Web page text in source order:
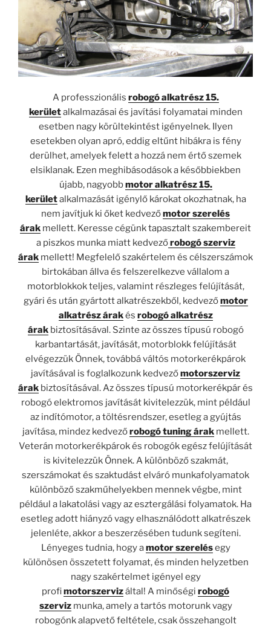
A professzionális robogó alkatrész 15.
kerületalkalmazásai és javítási folyamatai minden
esetben nagy körültekintést igényelnek. Ilyen
esetekben olyan apró, eddig eltűnt hibákra is fény
derülhet, amelyek felett a hozzá nem értő szemek
elsiklanak. Ezen meghibásodások a későbbiekben
újabb, nagyobbmotor alkatrész 15.
kerületalkalmazását igénylő károkat okozhatnak, ha
nem javítjuk ki őket kedvezőmotor szerelés
árak mellett. Keresse cégünk tapasztalt szakembereit
a piszkos munka miatt kedvezőrobogó szerviz
árak mellett! Megfelelő szakértelem és célszerszámok
birtokában állva és felszerelkezve vállalom a
motorblokkok teljes, valamint részleges felújítását,
gyári és után gyártott alkatrészekből, kedvezőmotor
alkatrész árakés robogó alkatrész
árakbiztosításával. Szinte az összes típusú robogó
karbantartását, javítását, motorblokk felújítását
elvégezzük Önnek, továbbá váltós motorkerékpárok
javításával is foglalkozunk kedvezőmotorszerviz
árak biztosításával. Az összes típusú motorkerékpár és
robogó elektromos javítását kivitelezzük, mint például
az indítómotor, a töltésrendszer, esetleg a gyújtás
javítása, mindez kedvezőrobogó tuning árakmellett.
Veterán motorkerékpárok és robogók egész felújítását
is kivitelezzük Önnek. A különböző szakmát,
szerszámokat és szaktudást elváró munkafolyamatok
különböző szakműhelyekben mennek végbe, mint
például a lakatolási vagy az esztergálási folyamatok. Ha
esetleg adott hiányzó vagy elhasználódott alkatrészek
jelenléte, akkor a beszerzésében tudunk segíteni.
Lényeges tudnia, hogy amotor szerelésegy
különösen összetett folyamat, és minden helyzetben
nagy szakértelmet igényel egy
profimotorszervizáltal! A minőségi robogó
szervizmunka, amely a tartós motorunk vagy
robogónk alapvető feltétele, csak összehangolt